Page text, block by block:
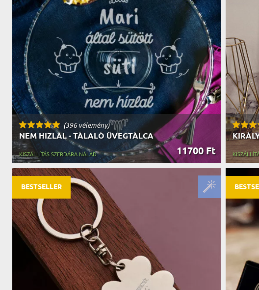
(396 vélemény)
NEM HIZLAL - TÁLALÓ ÜVEGTÁLCA
11700 Ft
KISZÁLLÍTÁS SZERDÁRA NÁLAD
BESTSELLER